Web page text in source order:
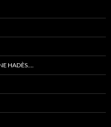
HADÈS….